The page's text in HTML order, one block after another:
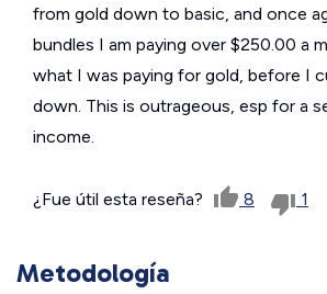
from gold down to basic, and once
bundles I am paying over $250.00 a
what I was paying for gold, before I
down. This is outrageous, esp for a
income.
¿Fue útil esta reseña? 8 1
Metodología